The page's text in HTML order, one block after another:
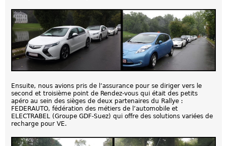
Ensuite, nous avions pris de l’assurance pour se diriger vers le
second et troisième point de Rendez-vous qui était des petits
apéro au sein des sièges de deux partenaires du Rallye :
FEDERAUTO, fédération des métiers de l’automobile et
ELECTRABEL (Groupe GDF-Suez) qui offre des solutions variées de
recharge pour VE.